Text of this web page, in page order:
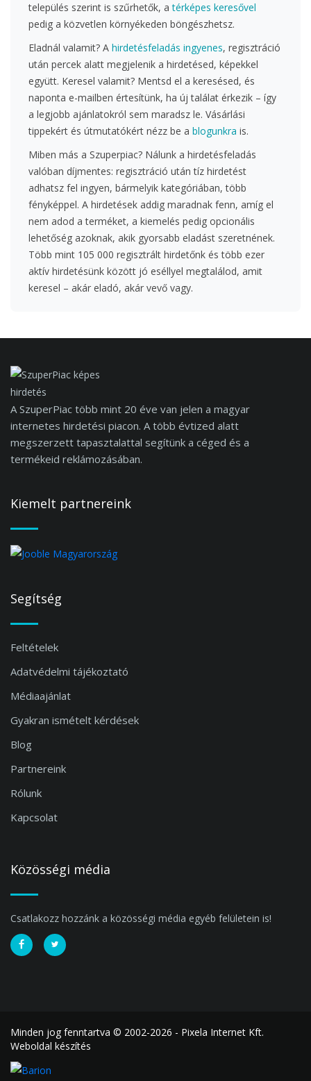
település szerint is szűrhetők, atérképes keresővel
pedig a közvetlen környékeden böngészhetsz.
Eladnál valamit? A hirdetésfeladás ingyenes, regisztráció
után percek alatt megjelenik a hirdetésed, képekkel
együtt. Keresel valamit? Mentsd el a keresésed, és
naponta e-mailben értesítünk, ha új találat érkezik – így
a legjobb ajánlatokról sem maradsz le. Vásárlási
tippekért és útmutatókért nézz be a blogunkra is.
Miben más a Szuperpiac? Nálunk a hirdetésfeladás
valóban díjmentes: regisztráció után tíz hirdetést
adhatsz fel ingyen, bármelyik kategóriában, több
fényképpel. A hirdetések addig maradnak fenn, amíg el
nem adod a terméket, a kiemelés pedig opcionális
lehetőség azoknak, akik gyorsabb eladást szeretnének.
Több mint 105 000 regisztrált hirdetőnk és több ezer
aktív hirdetésünk között jó eséllyel megtalálod, amit
keresel – akár eladó, akár vevő vagy.
A SzuperPiac több mint 20 éve van jelen a magyar
internetes hirdetési piacon. A több évtized alatt
megszerzett tapasztalattal segítünk a céged és a
termékeid reklámozásában.
Kiemelt partnereink
Segítség
Feltételek
Adatvédelmi tájékoztató
Médiaajánlat
Gyakran ismételt kérdések
Blog
Partnereink
Rólunk
Kapcsolat
Közösségi média
Csatlakozz hozzánk a közösségi média egyéb felületein is!
Minden jog fenntartva © 2002-2026 - Pixela Internet Kft.
Weboldal készítés